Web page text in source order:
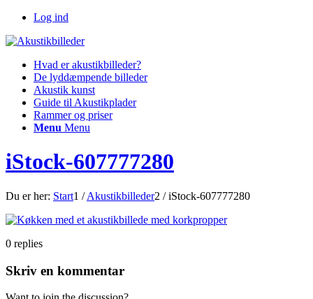
Log ind
Hvad er akustikbilleder?
De lyddæmpende billeder
Akustik kunst
Guide til Akustikplader
Rammer og priser
Menu Menu
iStock-607777280
Du er her: Start1 / Akustikbilleder2 / iStock-607777280
0 replies
Skriv en kommentar